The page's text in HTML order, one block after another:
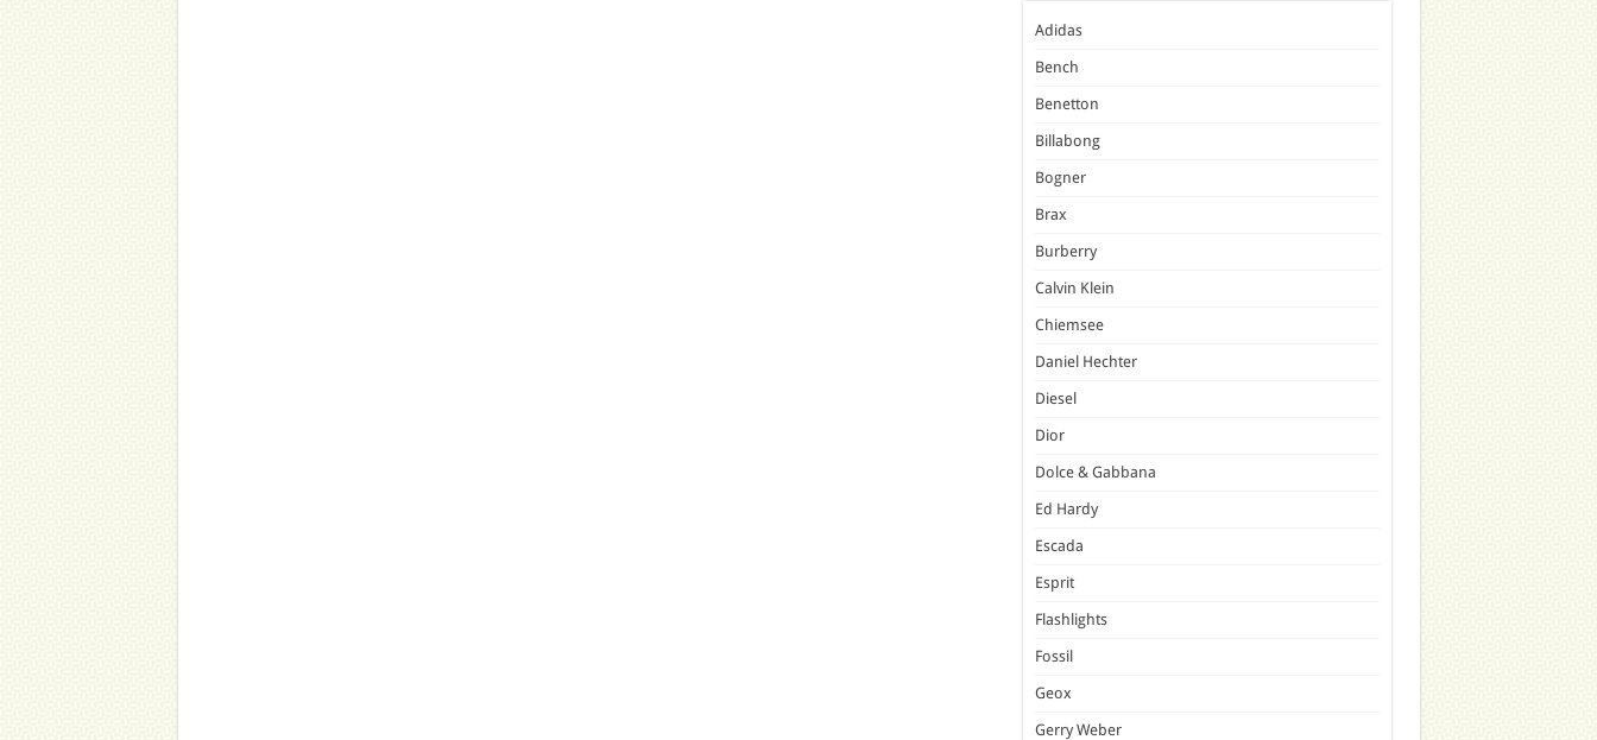
Adidas
Bench
Benetton
Billabong
Bogner
Brax
Burberry
Calvin Klein
Chiemsee
Daniel Hechter
Diesel
Dior
Dolce & Gabbana
Ed Hardy
Escada
Esprit
Flashlights
Fossil
Geox
Gerry Weber